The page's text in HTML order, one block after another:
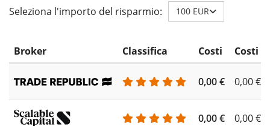
Seleziona l'importo del risparmio: 100 EUR
Broker Classifica Costi Costi
0,00 € 0,00 €
0,00 € 0,00 €